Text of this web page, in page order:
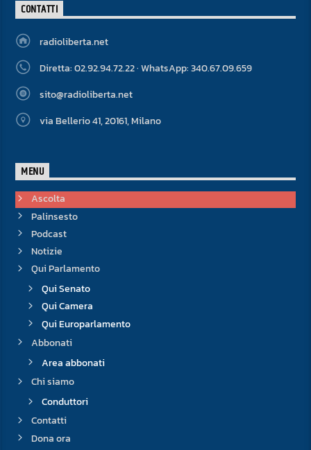
CONTATTI
radioliberta.net
Diretta: 02.92.94.72.22 · WhatsApp: 340.67.09.659
sito@radioliberta.net
via Bellerio 41, 20161, Milano
MENU
Ascolta
Palinsesto
Podcast
Notizie
Qui Parlamento
Qui Senato
Qui Camera
Qui Europarlamento
Abbonati
Area abbonati
Chi siamo
Conduttori
Contatti
Dona ora